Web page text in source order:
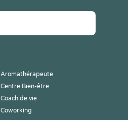
Aromathérapeute
Centre Bien-être
Coach de vie
Coworking